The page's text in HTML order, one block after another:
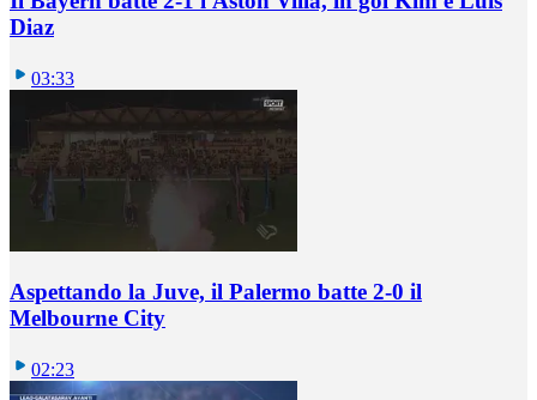
Diaz
03:33
Aspettando la Juve, il Palermo batte 2-0 il
Melbourne City
02:23